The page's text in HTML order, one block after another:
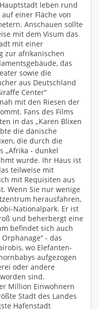
leben rund
einer Fläche von
Anschauen sollte
mit dem Visum das
mit einer
zur afrikanischen
das
sowie die
aus Deutschland
Center“
mit den Riesen der
Fans des Films
in das „Karen Blixen
die dänische
die durch die
„Afrika - dunkel
wurde. Ihr Haus ist
teilweise mit
mit Requisiten aus
Wenn Sie nur wenige
herausfahren,
Nationalpark. Er ist
und beherbergt eine
befindet sich auch
- das
wo Elefanten-
aufgezogen
oder andere
sind.
Million Einwohnern
Stadt des Landes
Hafenstadt